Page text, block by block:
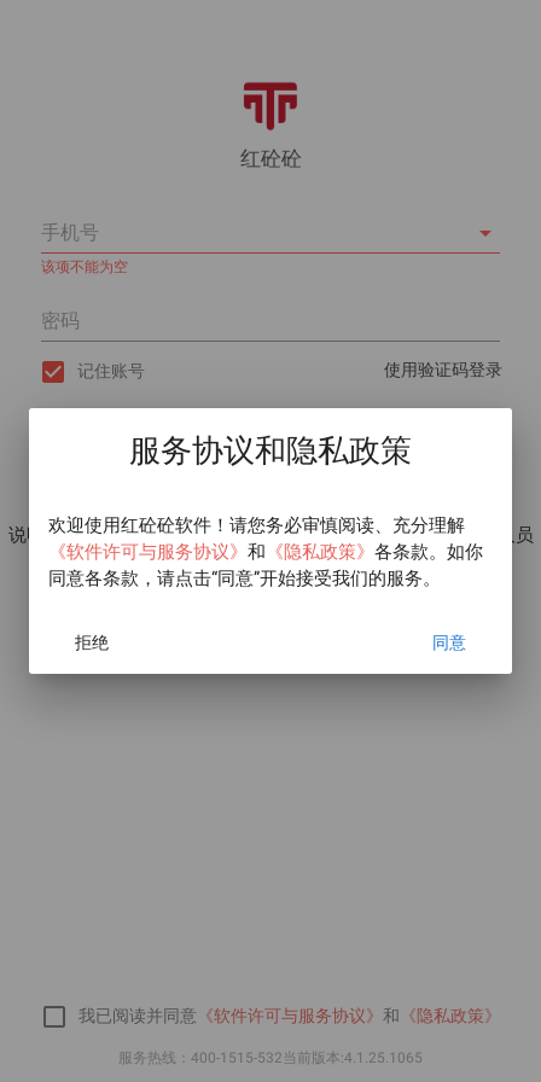
服务协议和隐私政策
欢迎使用红砼砼软件！请您务必审慎阅读、充分理解
《软件许可与服务协议》 和 《隐私政策》 各条款。如你
同意各条款，请点击“同意”开始接受我们的服务。
拒绝 同意
红砼砼
arrow_drop_down
该项不能为空
check_box 记住账号 使用验证码登录
说明：本程序只针对商砼行业内部工作人员开放！非内部从业人员
请勿填写手机号等相关信息
功能简介：本程序服务于商砼行业，为行业内各岗位提供协
check_box_outline_blank 我已阅读并同意 《软件许可与服务协议》 和 《隐私政策》
服务热线：400-1515-532 当前版本:4.1.25.1065